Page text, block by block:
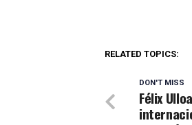
RELATED TOPICS:
DON'T MISS
Félix